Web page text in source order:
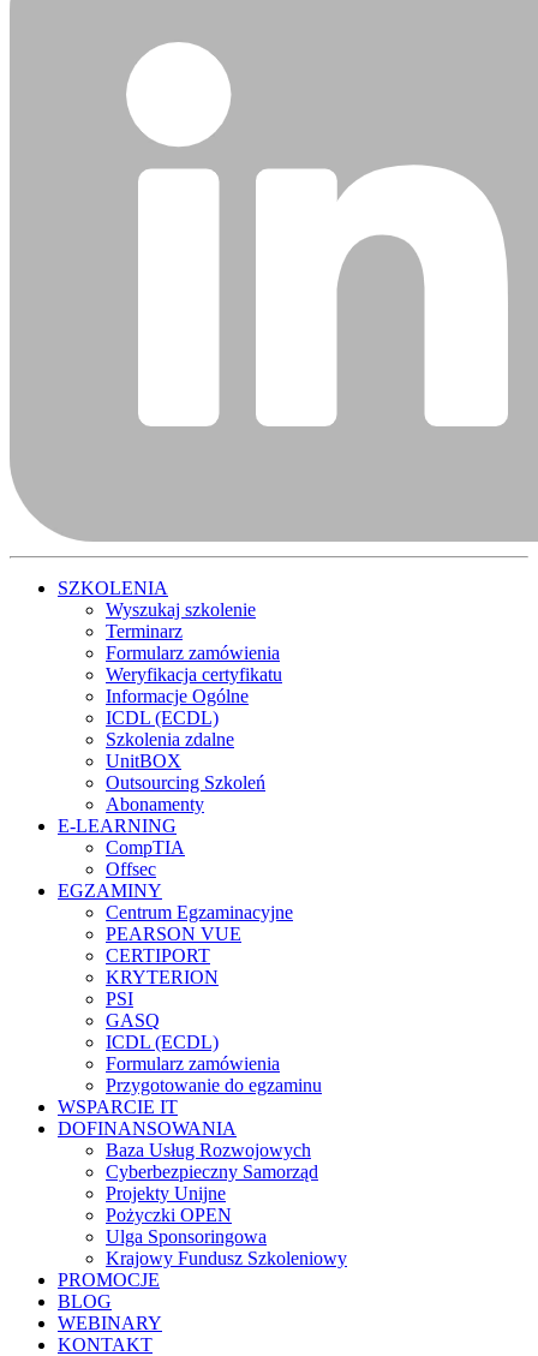
SZKOLENIA
Wyszukaj szkolenie
Terminarz
Formularz zamówienia
Weryfikacja certyfikatu
Informacje Ogólne
ICDL (ECDL)
Szkolenia zdalne
UnitBOX
Outsourcing Szkoleń
Abonamenty
E-LEARNING
CompTIA
Offsec
EGZAMINY
Centrum Egzaminacyjne
PEARSON VUE
CERTIPORT
KRYTERION
PSI
GASQ
ICDL (ECDL)
Formularz zamówienia
Przygotowanie do egzaminu
WSPARCIE IT
DOFINANSOWANIA
Baza Usług Rozwojowych
Cyberbezpieczny Samorząd
Projekty Unijne
Pożyczki OPEN
Ulga Sponsoringowa
Krajowy Fundusz Szkoleniowy
PROMOCJE
BLOG
WEBINARY
KONTAKT